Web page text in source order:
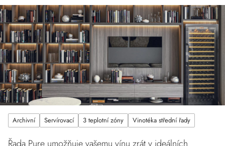
Archivní Servírovací 3 teplotní zóny Vinotéka střední řady